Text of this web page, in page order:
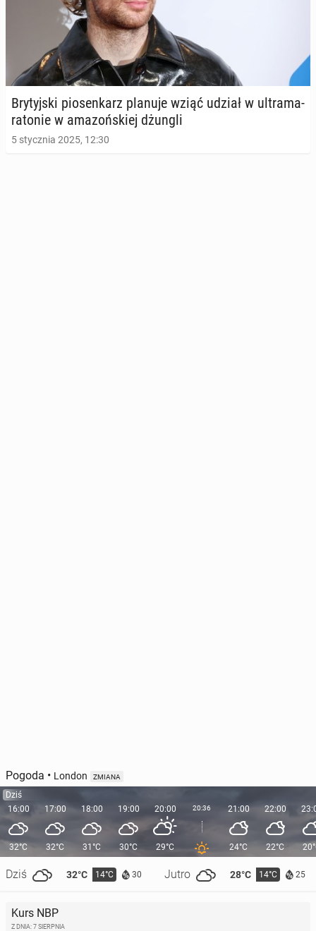
Bry­tyj­ski pio­sen­karz planuje wziąć udział w ul­tra­ma­
ra­to­nie w ama­zoń­skiej dżungli
5 stycznia 2025, 12:30
Pogoda • London ZMIANA
Dziś
16:00
32°C
Dziś 32°C 14°C 30 Jutro 28°C 14°C 25
17:00
32°C
18:00
31°C
19:00
30°C
20:00
29°C
20:36 21:00
24°C
22:00
22°C
Kurs NBP
Z DNIA: 7 SIERPNIA